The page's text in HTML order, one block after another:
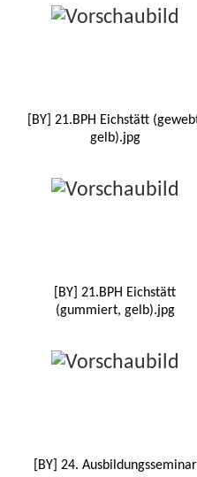
[BY] 21.BPH Eichstätt
gelb).jpg
[BY] 21.BPH Eichstätt
(gummiert, gelb).jpg
[BY] 24. Ausbildungsseminar